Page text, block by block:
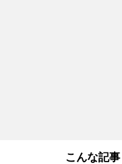
こんな記